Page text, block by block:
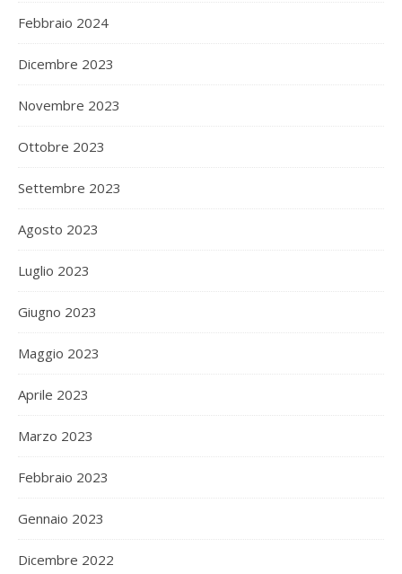
Febbraio 2024
Dicembre 2023
Novembre 2023
Ottobre 2023
Settembre 2023
Agosto 2023
Luglio 2023
Giugno 2023
Maggio 2023
Aprile 2023
Marzo 2023
Febbraio 2023
Gennaio 2023
Dicembre 2022